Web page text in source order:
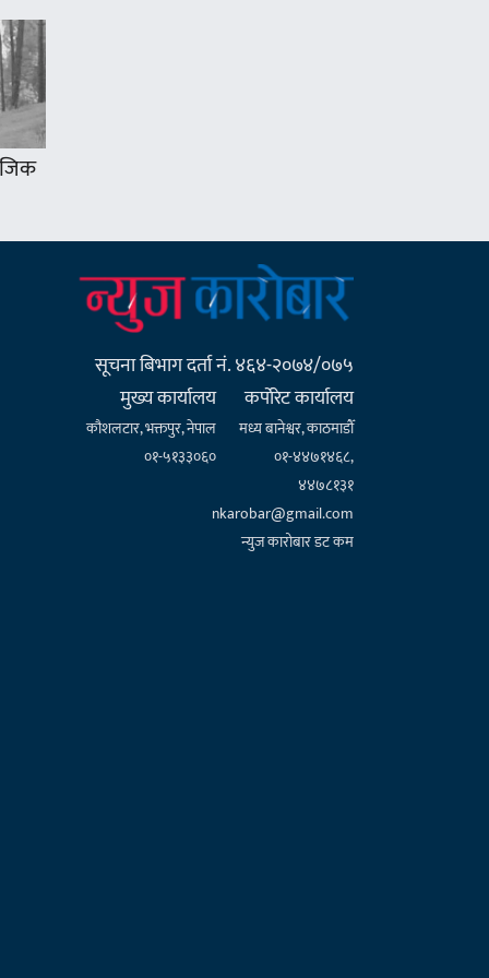
सूचना बिभाग दर्ता नं. ४६४-२०७४/०७५
मुख्य कार्यालय
कौशलटार, भक्तपुर, नेपाल
०१-५१३३०६०
कर्पाेरेट कार्यालय
मध्य बानेश्वर, काठमाडौँ
०१-४४७१४६८,
४४७८१३१
nkarobar@gmail.com
न्युज कारोबार डट कम